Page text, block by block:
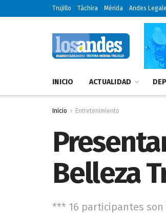
Trujillo Táchira Mérida Andes
INICIO ACTUALIDAD
Inicio Entretenimiento
Belleza
*** 16 participantes